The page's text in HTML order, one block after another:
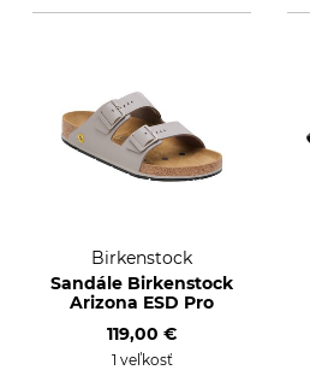
Birkenstock
Sandále Birkenstock
Arizona ESD Pro
119,00 €
1 veľkosť